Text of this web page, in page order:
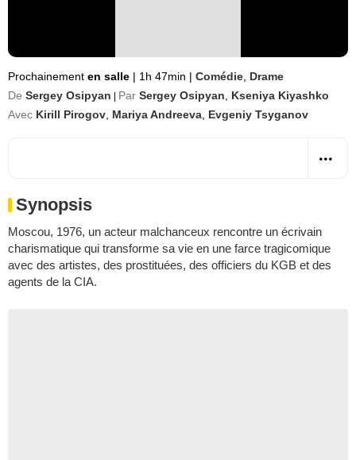
Prochainement en salle | 1h 47min | Comédie Drame
De Sergey Osipyan Par Sergey Osipyan
Kseniya Kiyashko
Avec Kirill Pirogov Mariya Andreeva Evgeniy Tsyganov
Synopsis
Moscou, 1976, un acteur malchanceux rencontre un écrivain
charismatique qui transforme sa vie en une farce tragicomique
avec des artistes, des prostituées, des officiers du KGB et des
agents de la CIA.